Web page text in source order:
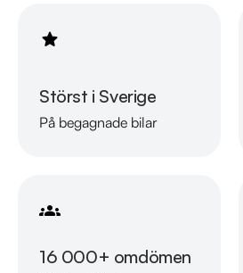
Störst i Sverige
På begagnade bilar
16 000+ omdömen